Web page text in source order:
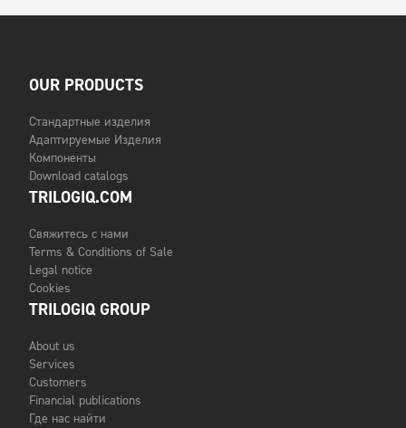
OUR PRODUCTS
Стандартные изделия
Адаптируемые Изделия
Компоненты
Download catalogs
TRILOGIQ.COM
Свяжитесь с нами
Terms & Conditions of Sale
Legal notice
Cookies
TRILOGIQ GROUP
About us
Services
Customers
Financial publications
Где нас найти